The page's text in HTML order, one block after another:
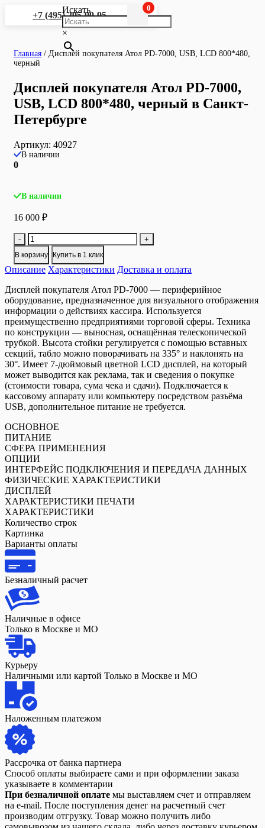
+7 (495) 295-90-95
Искать
×
0
Главная / Дисплей покупателя Атол PD-7000, USB, LCD 800*480,
черный
Дисплей покупателя Атол PD-7000,
USB, LCD 800*480, черный в Санкт-
Петербурге
Артикул: 40927
В наличии
0
В наличии
16 000 ₽
-
Количество
товара
Дисплей
покупателя
PD-
7000,
USB,
LCD
800*480,
черный
+
В корзину Купить в 1 клик
Описание Характеристики Доставка и оплата
Дисплей покупателя Атол PD-7000 — периферийное
оборудование, предназначенное для визуального отображения
информации о действиях кассира. Используется
преимущественно предприятиями торговой сферы. Техника
по конструкции — выносная, оснащённая телескопической
трубкой. Высота стойки регулируется с помощью вставных
секций, табло можно поворачивать на 335° и наклонять на
30°. Имеет 7-дюймовый цветной LCD дисплей, на который
может выводится как реклама, так и сведения о покупке
(стоимости товара, сума чека и сдачи). Подключается к
кассовому аппарату или компьютеру посредством разъёма
USB, дополнительное питание не требуется.
ОСНОВНОЕ
ПИТАНИЕ
СФЕРА ПРИМЕНЕНИЯ
ОПЦИИ
ИНТЕРФЕЙС ПОДКЛЮЧЕНИЯ И ПЕРЕДАЧА ДАННЫХ
ФИЗИЧЕСКИЕ ХАРАКТЕРИСТИКИ
ДИСПЛЕЙ
ХАРАКТЕРИСТИКИ ПЕЧАТИ
ХАРАКТЕРИСТИКИ
Количество строк
Картинка
Варианты оплаты
Безналичный расчет
Наличные в офисе
Только в Москве и МО
Курьеру
Наличными или картой Только в Москве и МО
Наложенным платежом
Рассрочка от банка партнера
Способ оплаты выбираете сами и при оформлении заказа
указываете в комментарии
При безналичной оплате мы выставляем счет и отправляем
на e-mail. После поступления денег на расчетный счет
производим отгрузку. Товар можно получить либо